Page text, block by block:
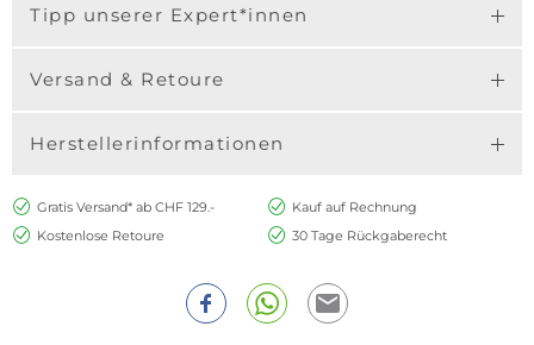
Tipp unserer Expert*innen
Versand & Retoure
Herstellerinformationen
Gratis Versand* ab CHF 129.-
Kauf auf Rechnung
Kostenlose Retoure
30 Tage Rückgaberecht